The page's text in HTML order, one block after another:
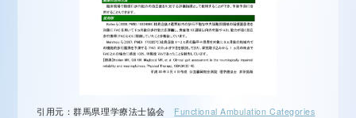
引用元：群馬県理学療法士協会 Functional Ambulation Categories